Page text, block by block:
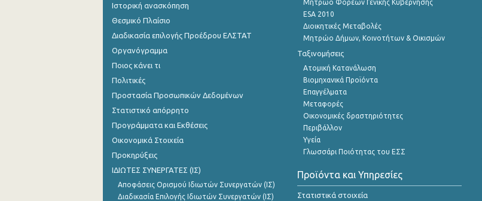
Ιστορική ανασκόπηση
Θεσμικό Πλαίσιο
Διαδικασία επιλογής Προέδρου ΕΛΣΤΑΤ
Οργανόγραμμα
Ποιος κάνει τι
Πολιτικές
Προστασία Προσωπικών Δεδομένων
Στατιστικό απόρρητο
Προγράμματα και Εκθέσεις
Οικονομικά Στοιχεία
Προκηρύξεις
ΙΔΙΩΤΕΣ ΣΥΝΕΡΓΑΤΕΣ (ΙΣ)
Αποφάσεις Ορισμού Ιδιωτών Συνεργατών (ΙΣ)
Διαδικασία Επιλογής Ιδιωτών Συνεργατών (ΙΣ)
Μητρώο Φορέων Γενικής Κυβέρνησης
ESA 2010
Διοικητικές Μεταβολές
Μητρώο Δήμων, Κοινοτήτων & Οικισμών
Ταξινομήσεις
Ατομική Κατανάλωση
Βιομηχανικά Προϊόντα
Επαγγέλματα
Μεταφορές
Οικονομικές δραστηριότητες
Περιβάλλον
Υγεία
Γλωσσάρι Ποιότητας του ΕΣΣ
Προϊόντα και Υπηρεσίες
Στατιστικά στοιχεία